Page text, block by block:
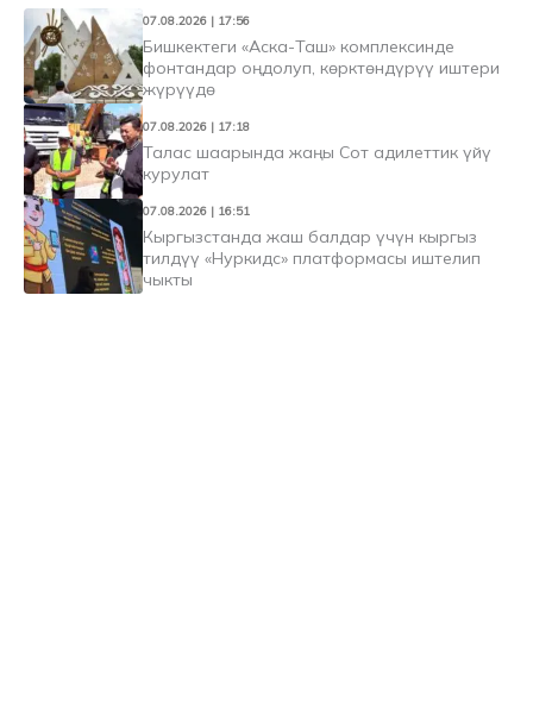
07.08.2026 | 17:56
Бишкектеги «Аска-Таш» комплексинде
фонтандар оңдолуп, көрктөндүрүү иштери
жүрүүдө
07.08.2026 | 17:18
Талас шаарында жаңы Сот адилеттик үйү
курулат
07.08.2026 | 16:51
Кыргызстанда жаш балдар үчүн кыргыз
тилдүү «Нуркидс» платформасы иштелип
чыкты